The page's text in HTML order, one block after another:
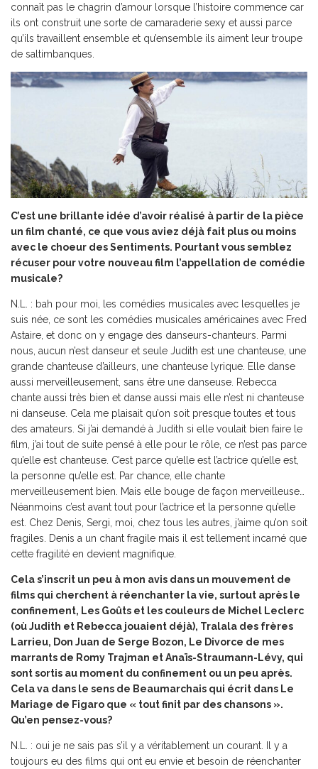
connaît pas le chagrin d’amour lorsque l’histoire commence car
ils ont construit une sorte de camaraderie sexy et aussi parce
qu’ils travaillent ensemble et qu’ensemble ils aiment leur troupe
de saltimbanques.
C’est une brillante idée d’avoir réalisé à partir de la pièce
un film chanté, ce que vous aviez déjà fait plus ou moins
avec le choeur des Sentiments. Pourtant vous semblez
récuser pour votre nouveau film l’appellation de comédie
musicale?
N.L. : bah pour moi, les comédies musicales avec lesquelles je
suis née, ce sont les comédies musicales américaines avec Fred
Astaire, et donc on y engage des danseurs-chanteurs. Parmi
nous, aucun n’est danseur et seule Judith est une chanteuse, une
grande chanteuse d’ailleurs, une chanteuse lyrique. Elle danse
aussi merveilleusement, sans être une danseuse. Rebecca
chante aussi très bien et danse aussi mais elle n’est ni chanteuse
ni danseuse. Cela me plaisait qu’on soit presque toutes et tous
des amateurs. Si j’ai demandé à Judith si elle voulait bien faire le
film, j’ai tout de suite pensé à elle pour le rôle, ce n’est pas parce
qu’elle est chanteuse. C’est parce qu’elle est l’actrice qu’elle est,
la personne qu’elle est. Par chance, elle chante
merveilleusement bien. Mais elle bouge de façon merveilleuse…
Néanmoins c’est avant tout pour l’actrice et la personne qu’elle
est. Chez Denis, Sergi, moi, chez tous les autres, j’aime qu’on soit
fragiles. Denis a un chant fragile mais il est tellement incarné que
cette fragilité en devient magnifique.
Cela s’inscrit un peu à mon avis dans un mouvement de
films qui cherchent à réenchanter la vie, surtout après le
confinement, Les Goûts et les couleurs de Michel Leclerc
(où Judith et Rebecca jouaient déjà), Tralala des frères
Larrieu, Don Juan de Serge Bozon, Le Divorce de mes
marrants de Romy Trajman et Anaïs-Straumann-Lévy, qui
sont sortis au moment du confinement ou un peu après.
Cela va dans le sens de Beaumarchais qui écrit dans Le
Mariage de Figaro que « tout finit par des chansons ».
Qu’en pensez-vous?
N.L. : oui je ne sais pas s’il y a véritablement un courant. Il y a
toujours eu des films qui ont eu envie et besoin de réenchanter